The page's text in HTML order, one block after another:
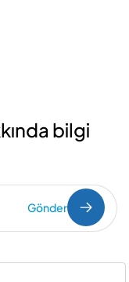
bilgi
Gönder